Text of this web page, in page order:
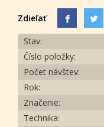
Zdieľať
Stav:
Číslo položky:
Počet návštev:
Rok:
Značenie:
Technika: